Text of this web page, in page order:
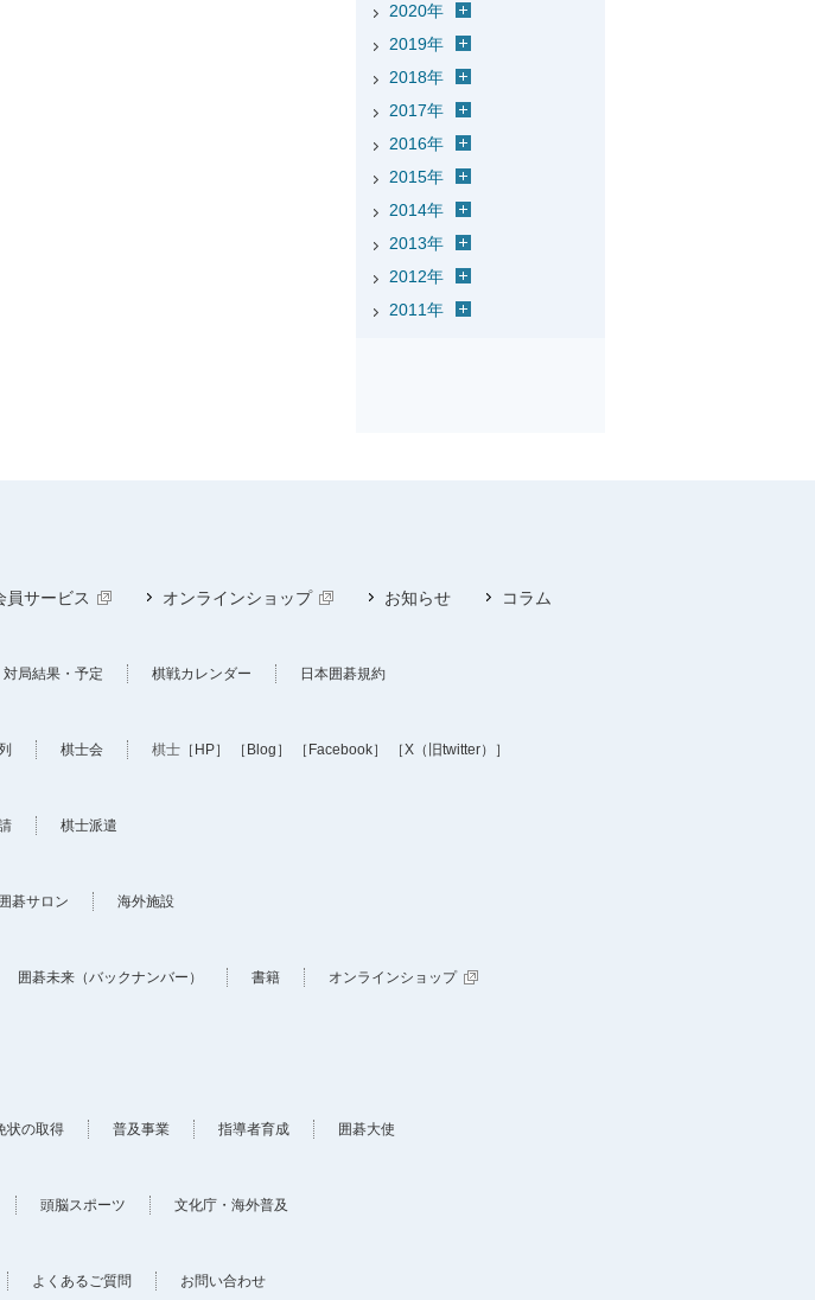
2020年
2019年
2018年
2017年
2016年
2015年
2014年
2013年
2012年
2011年
員サービス オンラインショップ お知らせ コラム
対局結果・予定 棋戦カレンダー 日本囲碁規約
棋士会 棋士 ［HP］ ［Blog］ ［Facebook］ ［X（旧twitter）］
棋士派遣
碁サロン 海外施設
囲碁未来（バックナンバー） 書籍 オンラインショップ
状の取得 普及事業 指導者育成 囲碁大使
頭脳スポーツ 文化庁・海外普及
よくあるご質問 お問い合わせ